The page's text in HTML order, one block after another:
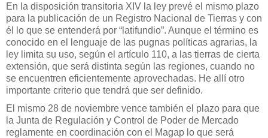
En la disposición transitoria XIV la ley prevé el mismo plazo
para la publicación de un Registro Nacional de Tierras y con
él lo que se entenderá por “latifundio”. Aunque el término es
conocido en el lenguaje de las pugnas políticas agrarias, la
ley limita su uso, según el artículo 110, a las tierras de cierta
extensión, que será distinta según las regiones, cuando no
se encuentren eficientemente aprovechadas. He allí otro
importante criterio que tendrá que ser definido.
El mismo 28 de noviembre vence también el plazo para que
la Junta de Regulación y Control de Poder de Mercado
reglamente en coordinación con el Magap lo que será